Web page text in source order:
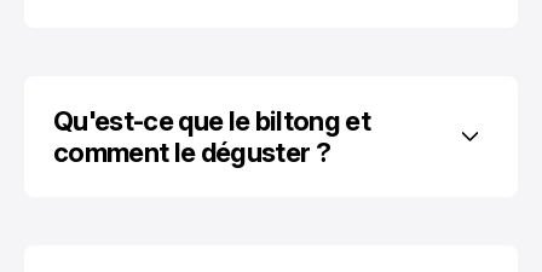
Qu'est-ce que le biltong et
comment le déguster ?